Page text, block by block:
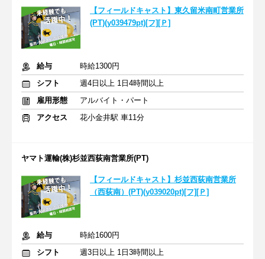
【フィールドキャスト】東久留米南町営業所
(PT)(y039479pt)[フ][Ｐ]
給与
時給1300円
シフト
週4日以上 1日4時間以上
雇用形態
アルバイト・パート
アクセス
花小金井駅 車11分
ヤマト運輸(株)杉並西荻南営業所(PT)
【フィールドキャスト】杉並西荻南営業所
（西荻南）(PT)(y039020pt)[フ][Ｐ]
給与
時給1600円
シフト
週3日以上 1日3時間以上